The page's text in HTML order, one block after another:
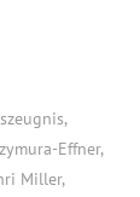
,
Effner,
Miller,